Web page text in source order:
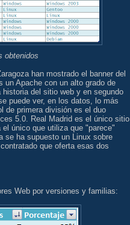
obtenidos
han mostrado el banner del
un Apache con un alto grado de
del sitio web y en segundo
puede ver, en los datos, lo más
de primera división es el duo
5.0. Real Madrid es el único sitio
único que utiliza que "parece"
se ha supuesto un Linux sobre
que oferta esas dos
Web por versiones y familias: